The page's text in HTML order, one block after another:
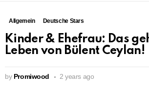
Allgemein Deutsche Stars
Kinder & Ehefrau: Das
Leben von Bülent Ceylan!
by Promiwood 2 years ago